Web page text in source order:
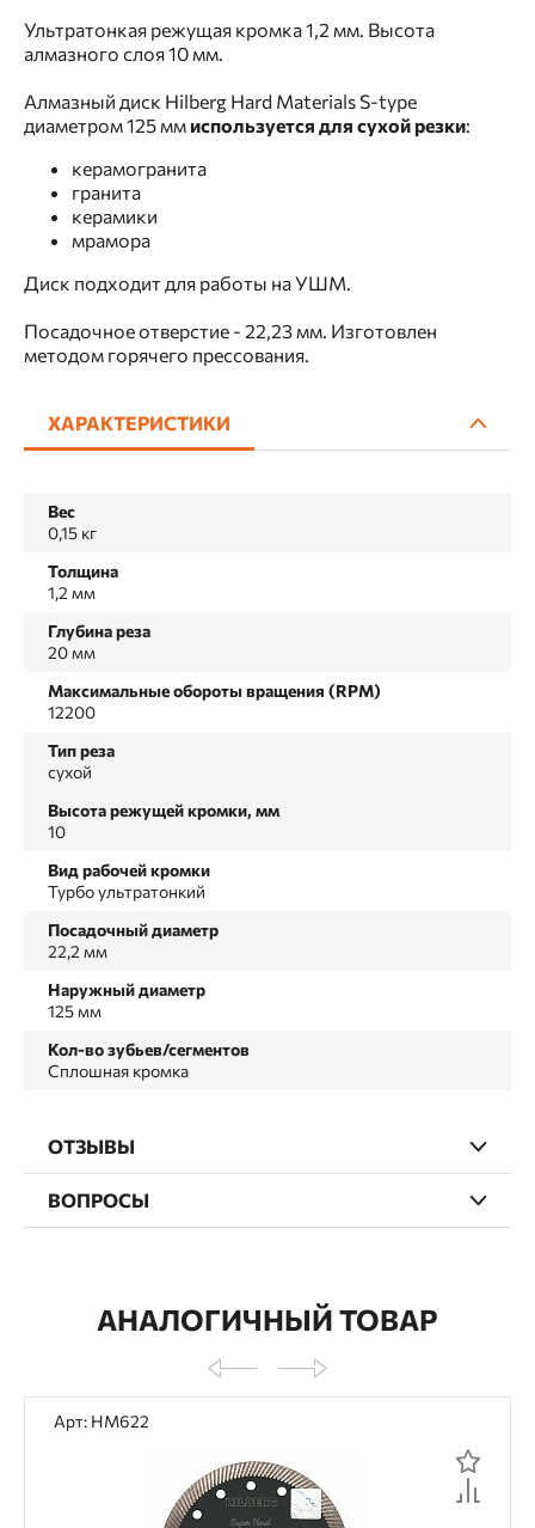
Ультратонкая режущая кромка 1,2 мм. Высота
алмазного слоя 10 мм.
Алмазный диск Hilberg Hard Materials S-type
диаметром 125 мм используется для сухой резки:
керамогранита
гранита
керамики
мрамора
Диск подходит для работы на УШМ.
Посадочное отверстие - 22,23 мм. Изготовлен
методом горячего прессования.
ХАРАКТЕРИСТИКИ
Вес
0,15 кг
Толщина
1,2 мм
Глубина реза
20 мм
Максимальные обороты вращения (RPM)
12200
Тип реза
сухой
Высота режущей кромки, мм
10
Вид рабочей кромки
Турбо ультратонкий
Посадочный диаметр
22,2 мм
Наружный диаметр
125 мм
Кол-во зубьев/сегментов
Сплошная кромка
ОТЗЫВЫ
ВОПРОСЫ
АНАЛОГИЧНЫЙ ТОВАР
Арт: HM622